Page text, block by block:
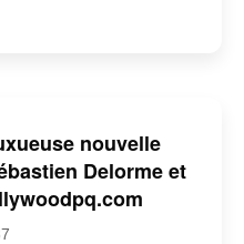
nouvelle
Delorme et